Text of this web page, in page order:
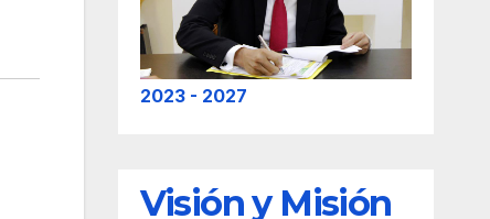
2023 - 2027
Visión y Misión